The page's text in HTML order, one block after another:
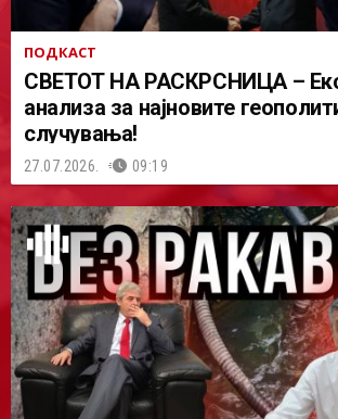
ПОДКАСТ
СВЕТОТ НА РАСКРСНИЦА –
анализа за најновите
случувања!
27.07.2026. 09:19